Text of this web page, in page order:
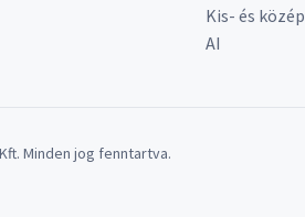
Kis- és
AI
Minden jog fenntartva.